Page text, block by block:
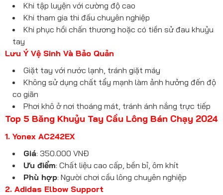
Khi tập luyện với cường độ cao
Khi tham gia thi đấu chuyên nghiệp
Khi phục hồi chấn thương hoặc có tiền sử đau khuỷu
tay
Lưu Ý Vệ Sinh Và Bảo Quản
Giặt tay với nước lạnh, tránh giặt máy
Không sử dụng chất tẩy mạnh làm ảnh hưởng đến độ
co giãn
Phơi khô ở nơi thoáng mát, tránh ánh nắng trực tiếp
Top 5 Băng Khuỷu Tay Cầu Lông Bán Chạy 2024
1. Yonex AC242EX
Giá: 350.000 VNĐ
Ưu điểm: Chất liệu cao cấp, bền bỉ, ôm khít
Phù hợp: Người chơi cầu lông chuyên nghiệp
2. Adidas Elbow Support